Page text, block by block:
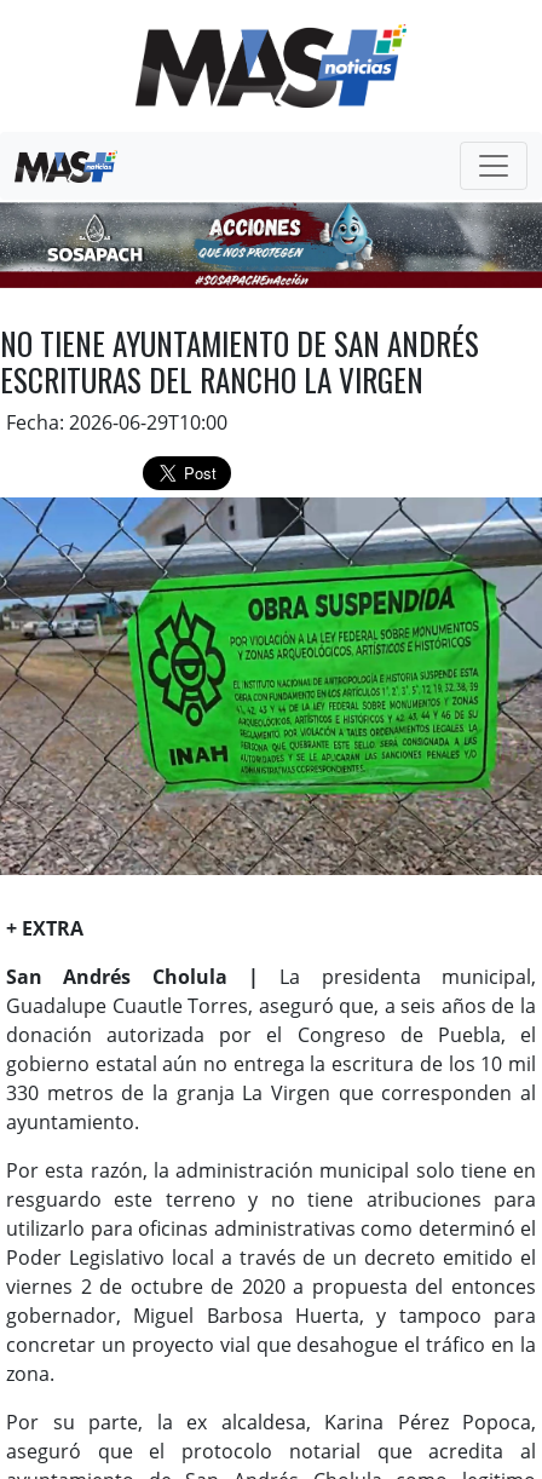
NO TIENE AYUNTAMIENTO DE SAN ANDRÉS
ESCRITURAS DEL RANCHO LA VIRGEN
Fecha: 2026-06-29T10:00
+ EXTRA
San Andrés Cholula |
La presidenta municipal,
Guadalupe Cuautle Torres, aseguró que, a seis años de la
donación autorizada por el Congreso de Puebla, el
gobierno estatal aún no entrega la escritura de los 10 mil
330 metros de la granja La Virgen que corresponden al
ayuntamiento.
Por esta razón, la administración municipal solo tiene en
resguardo este terreno y no tiene atribuciones para
utilizarlo para oficinas administrativas como determinó el
Poder Legislativo local a través de un decreto emitido el
viernes 2 de octubre de 2020 a propuesta del entonces
gobernador, Miguel Barbosa Huerta, y tampoco para
concretar un proyecto vial que desahogue el tráfico en la
zona.
Por su parte, la ex alcaldesa, Karina Pérez Popoca,
aseguró que el protocolo notarial que acredita al